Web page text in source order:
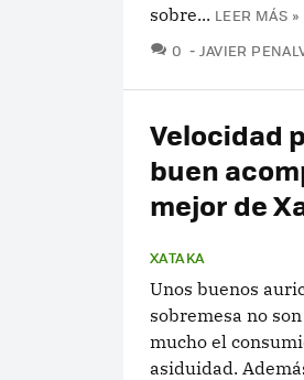
sobre... LEER MÁS »
0 COMENTARIOS
JAVIER
Velocidad
buen
mejor de
XATAKA
Unos buenos
sobremesa no
mucho el
asiduidad.